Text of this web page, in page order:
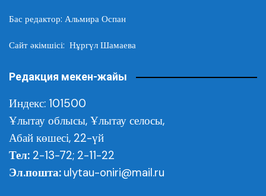
Бас редактор: Альмира Оспан
Сайт әкімшісі: Нұргүл Шамаева
Редакция мекен-жайы
Индекс: 101500
Ұлытау облысы, Ұлытау селосы,
Абай көшесі, 22-үй
Тел: 2-13-72; 2-11-22
Эл.пошта: ulytau-oniri@mail.ru